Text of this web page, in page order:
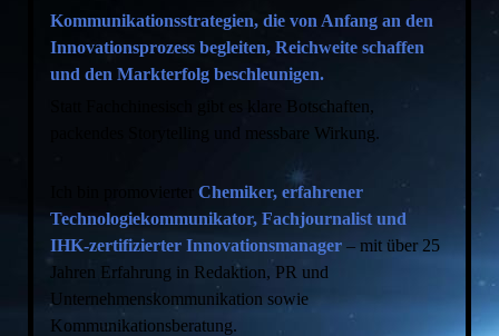
Kommunikationsstrategien, die von Anfang an den
Innovationsprozess begleiten, Reichweite schaffen
und den Markterfolg beschleunigen.
Statt Fachchinesisch gibt es klare Botschaften,
packendes Storytelling und messbare Wirkung.
Ich bin promovierter Chemiker, erfahrener
Technologiekommunikator, Fachjournalist und
IHK-zertifizierter Innovationsmanager – mit über 25
Jahren Erfahrung in Redaktion, PR und
Unternehmenskommunikation sowie
Kommunikationsberatung.